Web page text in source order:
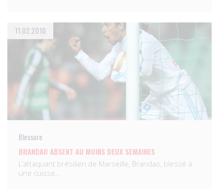
11.02.2010
Blessure
BRANDAO ABSENT AU MOINS DEUX SEMAINES
L’attaquant brésilien de Marseille, Brandao, blessé à
une cuisse…